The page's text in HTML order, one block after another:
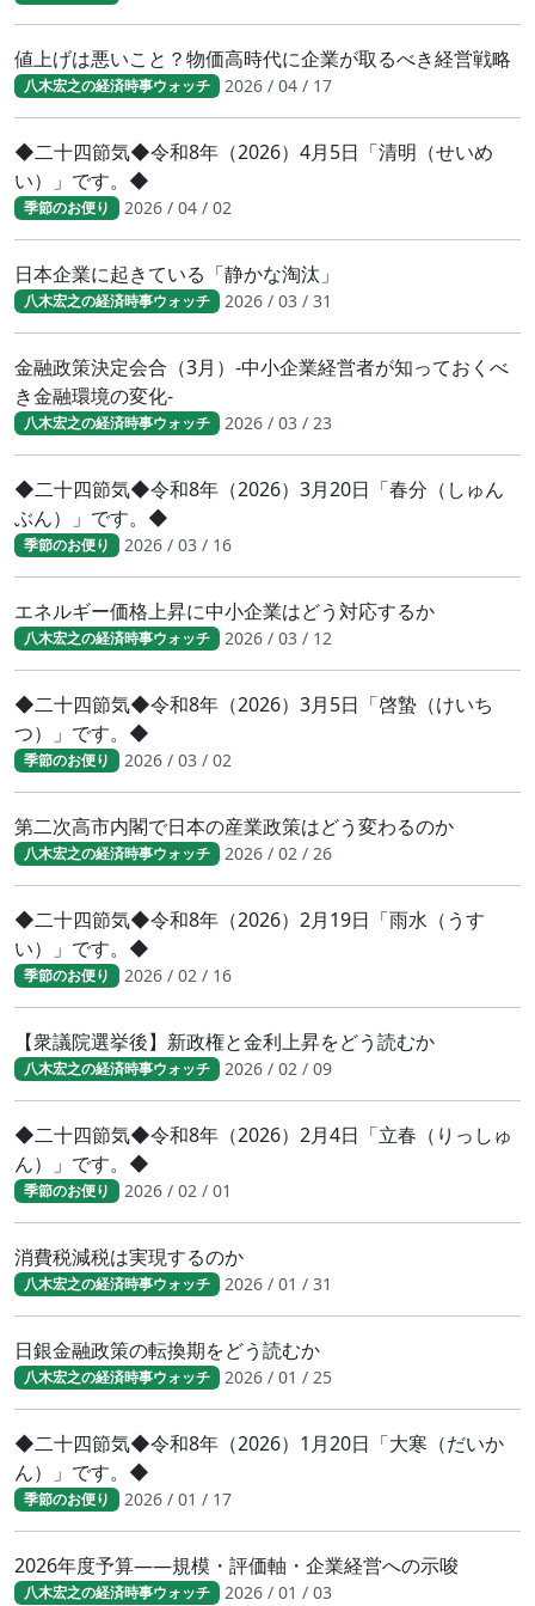
値上げは悪いこと？物価高時代に企業が取るべき経営戦略
八木宏之の経済時事ウォッチ 2026 / 04 / 17
◆二十四節気◆令和8年（2026）4月5日「清明（せいめ
い）」です。◆
季節のお便り 2026 / 04 / 02
日本企業に起きている「静かな淘汰」
八木宏之の経済時事ウォッチ 2026 / 03 / 31
金融政策決定会合（3月）-中小企業経営者が知っておくべ
き金融環境の変化-
八木宏之の経済時事ウォッチ 2026 / 03 / 23
◆二十四節気◆令和8年（2026）3月20日「春分（しゅん
ぶん）」です。◆
季節のお便り 2026 / 03 / 16
エネルギー価格上昇に中小企業はどう対応するか
八木宏之の経済時事ウォッチ 2026 / 03 / 12
◆二十四節気◆令和8年（2026）3月5日「啓蟄（けいち
つ）」です。◆
季節のお便り 2026 / 03 / 02
第二次高市内閣で日本の産業政策はどう変わるのか
八木宏之の経済時事ウォッチ 2026 / 02 / 26
◆二十四節気◆令和8年（2026）2月19日「雨水（うす
い）」です。◆
季節のお便り 2026 / 02 / 16
【衆議院選挙後】新政権と金利上昇をどう読むか
八木宏之の経済時事ウォッチ 2026 / 02 / 09
◆二十四節気◆令和8年（2026）2月4日「立春（りっしゅ
ん）」です。◆
季節のお便り 2026 / 02 / 01
消費税減税は実現するのか
八木宏之の経済時事ウォッチ 2026 / 01 / 31
日銀金融政策の転換期をどう読むか
八木宏之の経済時事ウォッチ 2026 / 01 / 25
◆二十四節気◆令和8年（2026）1月20日「大寒（だいか
ん）」です。◆
季節のお便り 2026 / 01 / 17
2026年度予算――規模・評価軸・企業経営への示唆
八木宏之の経済時事ウォッチ 2026 / 01 / 03